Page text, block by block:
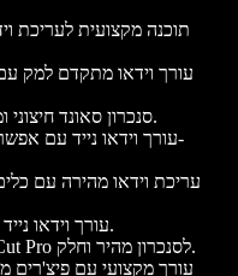
סנכרון סאונד חיצוני ומצלמות בלחיצה אחת.
עורך וידאו נייד עם סנכרון פשוט ונוח.
כלי מצוין ל-Final Cut Pro לסנכרון מהיר וחלק.